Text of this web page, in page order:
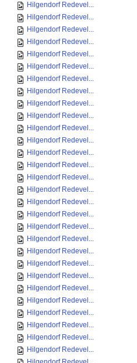
Hilgendorf Redevel...
Hilgendorf Redevel...
Hilgendorf Redevel...
Hilgendorf Redevel...
Hilgendorf Redevel...
Hilgendorf Redevel...
Hilgendorf Redevel...
Hilgendorf Redevel...
Hilgendorf Redevel...
Hilgendorf Redevel...
Hilgendorf Redevel...
Hilgendorf Redevel...
Hilgendorf Redevel...
Hilgendorf Redevel...
Hilgendorf Redevel...
Hilgendorf Redevel...
Hilgendorf Redevel...
Hilgendorf Redevel...
Hilgendorf Redevel...
Hilgendorf Redevel...
Hilgendorf Redevel...
Hilgendorf Redevel...
Hilgendorf Redevel...
Hilgendorf Redevel...
Hilgendorf Redevel...
Hilgendorf Redevel...
Hilgendorf Redevel...
Hilgendorf Redevel...
Hilgendorf Redevel...